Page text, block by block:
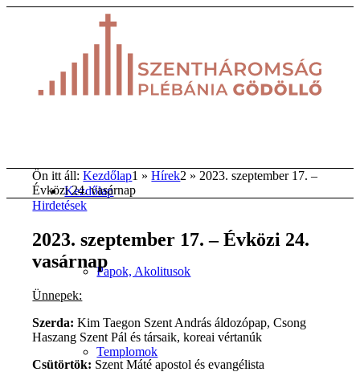
Kezdőlap
Papok, Akolitusok
Templomok
Ön itt áll: Kezdőlap1 »Hírek2 » 2023. szeptember 17. –
Évközi 24. vasárnap
Hirdetések
2023. szeptember 17. – Évközi 24.
vasárnap
Ünnepek:
Szerda: Kim Taegon Szent András áldozópap, Csong
Haszang Szent Pál és társaik, koreai vértanúk
Csütörtök: Szent Máté apostol és evangélista